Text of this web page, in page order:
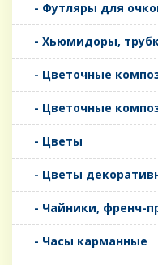
- Футляры для
- Хьюмидоры,
- Цветочные
- Цветочные
- Цветы
- Цветы
- Чайники, френч-
- Часы карманные